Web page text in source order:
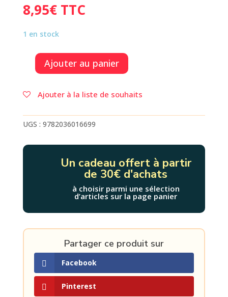
8,95€ TTC
1 en stock
quantité
LES
ANIMAUX
DANGER
Ajouter au panier
Ajouter à la liste de souhaits
UGS : 9782036016699
Un cadeau offert à partir
de 30€ d'achats
à choisir parmi une sélection
d’articles sur la page panier
Partager ce produit sur
Facebook
Pinterest